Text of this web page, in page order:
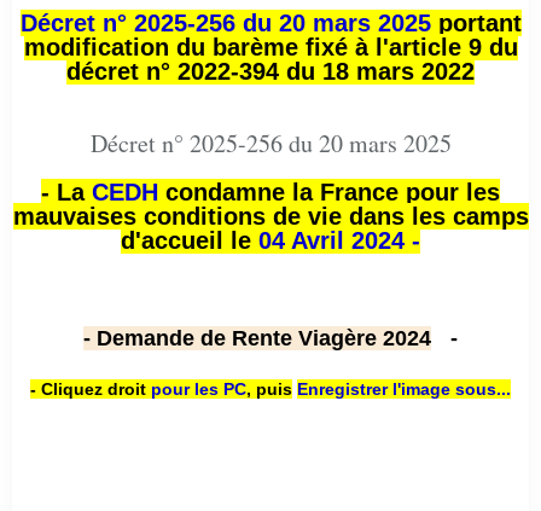
Décret n° 2025-256 du 20 mars 2025portant
modification du barème fixé à l'article 9 du
décret n° 2022-394 du 18 mars 2022
Décret n° 2025-256 du 20 mars 2025
- La CEDH condamne la France pour les
mauvaises conditions de vie dans les camps
d'accueil le 04 Avril 2024 -
- Demande de Rente Viagère 2024 -
- Cliquez droit pour les PC, puis Enregistrer l'image sous...